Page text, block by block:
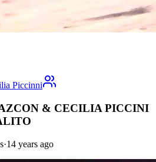
Piccinni
& CECILIA PICCINI
·14 years ago